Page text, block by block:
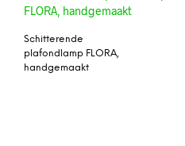
Schitterende
plafondlamp FLORA,
handgemaakt